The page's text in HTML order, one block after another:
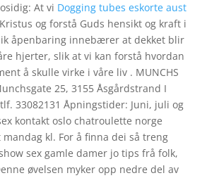
At vi Dogging tubes eskorte aust
og forstå Guds hensikt og kraft i
åpenbaring innebærer at dekket blir
hjerter, slik at vi kan forstå hvordan
å skulle virke i våre liv . MUNCHS
25, 3155 Åsgårdstrand I
33082131 Åpningstider: Juni, juli og
kontakt oslo chatroulette norge
kl. For å finna dei så treng
sex gamle damer jo tips frå folk,
øvelsen myker opp nedre del av